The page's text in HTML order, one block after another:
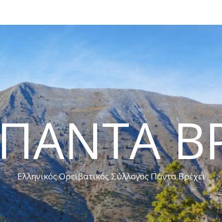
Ελληνικός Ορειβατικός Σύλλογος Πάντα Βρέχει